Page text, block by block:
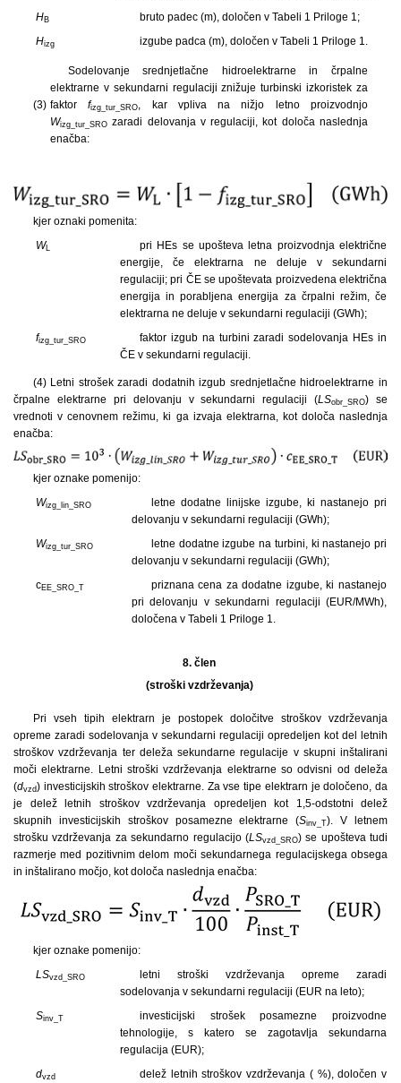
HB
bruto padec (m), določen v Tabeli 1 Priloge 1;
Hizg izgube padca (m), določen v Tabeli 1 Priloge 1.
(3)
Sodelovanje srednjetlačne hidroelektrarne in črpalne
elektrarne v sekundarni regulaciji znižuje turbinski izkoristek za
faktorfizg_tur_SRO
, kar vpliva na nižjo letno proizvodnjo
Wizg_tur_SRO zaradi delovanja v regulaciji, kot določa naslednja
enačba:
kjer oznaki pomenita:
WL
pri HEs se upošteva letna proizvodnja električne
energije, če elektrarna ne deluje v sekundarni
regulaciji; pri ČE se upoštevata proizvedena električna
energija in porabljena energija za črpalni režim, če
elektrarna ne deluje v sekundarni regulaciji (GWh);
fizg_tur_SRO
faktor izgub na turbini zaradi sodelovanja HEs in
ČE v sekundarni regulaciji.
(4) Letni strošek zaradi dodatnih izgub srednjetlačne hidroelektrarne in
črpalne elektrarne pri delovanju v sekundarni regulaciji (LSobr_SRO) se
vrednoti v cenovnem režimu, ki ga izvaja elektrarna, kot določa naslednja
enačba:
kjer oznake pomenijo:
Wizg_lin_SRO
letne dodatne linijske izgube, ki nastanejo pri
delovanju v sekundarni regulaciji (GWh);
Wizg_tur_SRO
letne dodatne izgube na turbini, ki nastanejo pri
delovanju v sekundarni regulaciji (GWh);
cEE_SRO_T
priznana cena za dodatne izgube, ki nastanejo
pri delovanju v sekundarni regulaciji (EUR/MWh),
določena v Tabeli 1 Priloge 1.
8. člen
(stroški vzdrževanja)
Pri vseh tipih elektrarn je postopek določitve stroškov vzdrževanja
opreme zaradi sodelovanja v sekundarni regulaciji opredeljen kot del letnih
stroškov vzdrževanja ter deleža sekundarne regulacije v skupni inštalirani
moči elektrarne. Letni stroški vzdrževanja elektrarne so odvisni od deleža
(dvzd) investicijskih stroškov elektrarne. Za vse tipe elektrarn je določeno, da
je delež letnih stroškov vzdrževanja opredeljen kot 1,5-odstotni delež
skupnih investicijskih stroškov posamezne elektrarne (Sinv_T). V letnem
strošku vzdrževanja za sekundarno regulacijo (LSvzd_SRO) se upošteva tudi
razmerje med pozitivnim delom moči sekundarnega regulacijskega obsega
in inštalirano močjo, kot določa naslednja enačba:
kjer oznake pomenijo:
LSvzd_SRO
letni stroški vzdrževanja opreme zaradi
sodelovanja v sekundarni regulaciji (EUR na leto);
Sinv_T
investicijski strošek posamezne proizvodne
tehnologije, s katero se zagotavlja sekundarna
regulacija (EUR);
dvzd
delež letnih stroškov vzdrževanja ( %), določen v